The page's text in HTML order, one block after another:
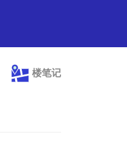
楼笔记